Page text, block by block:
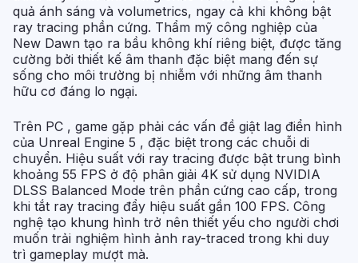
quả ánh sáng và volumetrics, ngay cả khi không bật
ray tracing phần cứng. Thẩm mỹ công nghiệp của
New Dawn tạo ra bầu không khí riêng biệt, được tăng
cường bởi thiết kế âm thanh đặc biệt mang đến sự
sống cho môi trường bị nhiễm với những âm thanh
hữu cơ đáng lo ngại.
Trên PC , game gặp phải các vấn đề giật lag điển hình
của Unreal Engine 5 , đặc biệt trong các chuỗi di
chuyển. Hiệu suất với ray tracing được bật trung bình
khoảng 55 FPS ở độ phân giải 4K sử dụng NVIDIA
DLSS Balanced Mode trên phần cứng cao cấp, trong
khi tắt ray tracing đẩy hiệu suất gần 100 FPS. Công
nghệ tạo khung hình trở nên thiết yếu cho người chơi
muốn trải nghiệm hình ảnh ray-traced trong khi duy
trì gameplay mượt mà.